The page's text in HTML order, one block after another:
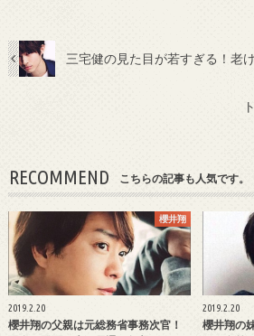
三宅健の見た目が若すぎる！老
RECOMMEND こちらの記事も人気です。
櫻井翔
2019.2.20
櫻井翔の父親は元総務省事務次官！
2019.2.20
櫻井翔の